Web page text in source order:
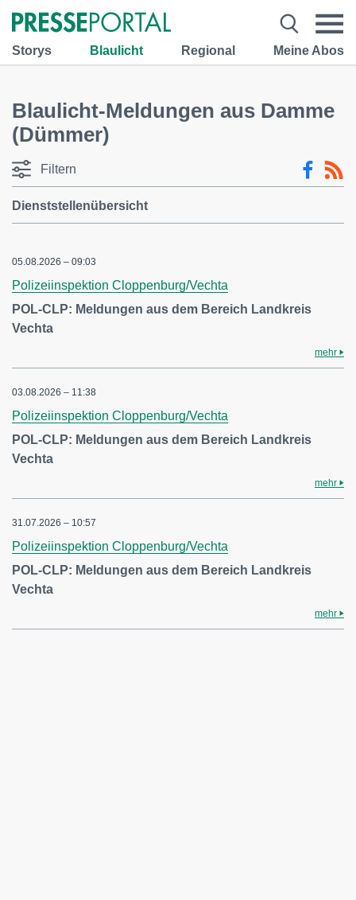
Storys Blaulicht Regional Meine Abos
Blaulicht-Meldungen aus Damme
(Dümmer)
Filtern
Dienststellenübersicht
05.08.2026 – 09:03
Polizeiinspektion Cloppenburg/Vechta
POL-CLP: Meldungen aus dem Bereich Landkreis
Vechta
mehr
03.08.2026 – 11:38
Polizeiinspektion Cloppenburg/Vechta
POL-CLP: Meldungen aus dem Bereich Landkreis
Vechta
mehr
31.07.2026 – 10:57
Polizeiinspektion Cloppenburg/Vechta
POL-CLP: Meldungen aus dem Bereich Landkreis
Vechta
mehr